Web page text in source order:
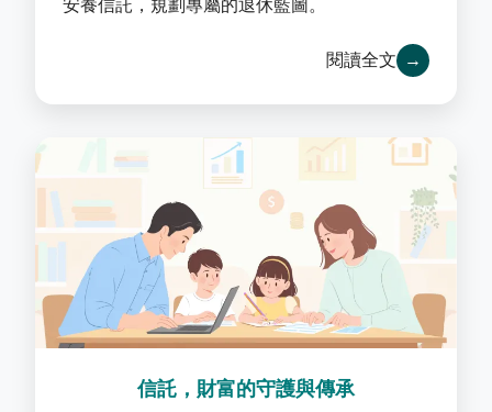
安養信託，規劃專屬的退休藍圖。
閱讀全文 →
信託，財富的守護與傳承